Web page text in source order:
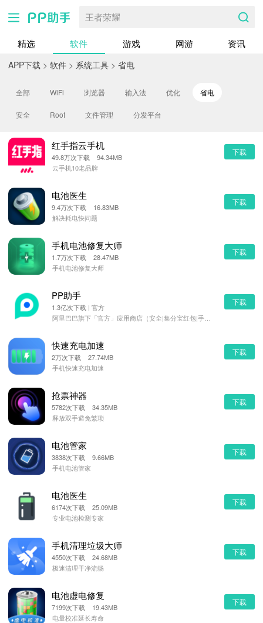
王者荣耀
精选 软件 游戏 网游 资讯
APP下载 > 软件 > 系统工具 > 省电
全部 WiFi 浏览器 输入法 优化 省电
安全 Root 文件管理 分发平台
红手指云手机
49.8万次下载 94.34MB
云手机10老品牌
下载
电池医生
9.4万次下载 16.83MB
解决耗电快问题
下载
手机电池修复大师
1.7万次下载 28.47MB
手机电池修复大师
下载
PP助手
1.3亿次下载 | 官方
下载
快速充电加速
2万次下载 27.74MB
手机快速充电加速
下载
抢票神器
5782次下载 34.35MB
释放双手避免繁琐
下载
电池管家
3838次下载 9.66MB
手机电池管家
下载
电池医生
6174次下载 25.09MB
专业电池检测专家
下载
手机清理垃圾大师
4550次下载 24.68MB
极速清理干净流畅
下载
电池虚电修复
7199次下载 19.43MB
电量校准延长寿命
下载